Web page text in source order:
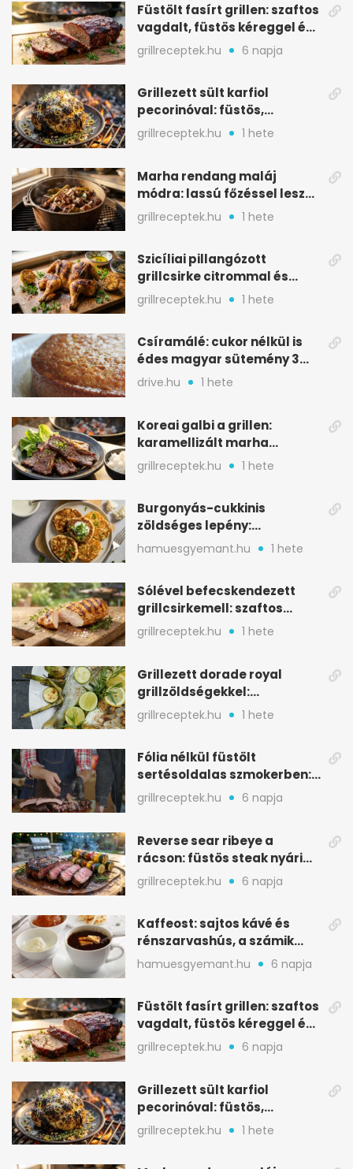
Füstölt fasírt grillen: szaftos
vagdalt, füstös kéreggel és
BBQ mázzal
grillreceptek.hu 6 napja
Grillezett sült karfiol
pecorinóval: füstös,
karamellizált nyári kedvenc
grillreceptek.hu 1 hete
Marha rendang maláj
módra: lassú főzéssel lesz
igazán szaftos
grillreceptek.hu 1 hete
Szicíliai pillangózott
grillcsirke citrommal és
oregánóval
grillreceptek.hu 1 hete
Csíramálé: cukor nélkül is
édes magyar sütemény 3
alapanyagból
drive.hu 1 hete
Koreai galbi a grillen:
karamellizált marha
rövidborda gyorsan
grillreceptek.hu 1 hete
Burgonyás-cukkinis
zöldséges lepény:
aranybarna, szaftos, hús
nélkül is
hamuesgyemant.hu 1 hete
Sólével befecskendezett
grillcsirkemell: szaftos
marad, nem szárad ki
grillreceptek.hu 1 hete
Grillezett dorade royal
grillzöldségekkel:
mediterrán ízek a rostélyról
grillreceptek.hu 1 hete
Fólia nélkül füstölt
sertésoldalas szmokerben:
ropogós bark, 6 óra
grillreceptek.hu 6 napja
Reverse sear ribeye a
rácson: füstös steak nyári
tökkebabbal
grillreceptek.hu 6 napja
Kaffeost: sajtos kávé és
rénszarvashús, a számik
melegítő itala
hamuesgyemant.hu 6 napja
Füstölt fasírt grillen: szaftos
vagdalt, füstös kéreggel és
BBQ mázzal
grillreceptek.hu 6 napja
Grillezett sült karfiol
pecorinóval: füstös,
karamellizált nyári kedvenc
grillreceptek.hu 1 hete